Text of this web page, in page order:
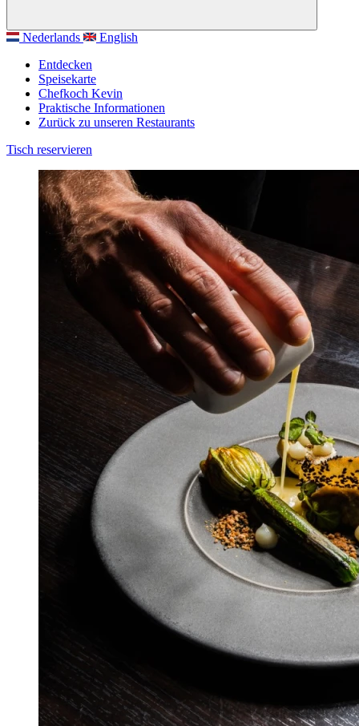
Nederlands
English
Entdecken
Speisekarte
Chefkoch Kevin
Praktische Informationen
Zurück zu unseren Restaurants
Tisch reservieren